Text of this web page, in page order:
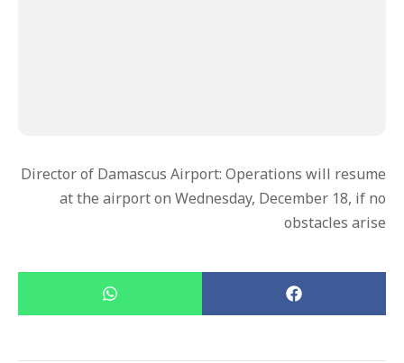
Director of Damascus Airport: Operations will resume
at the airport on Wednesday, December 18, if no
obstacles arise